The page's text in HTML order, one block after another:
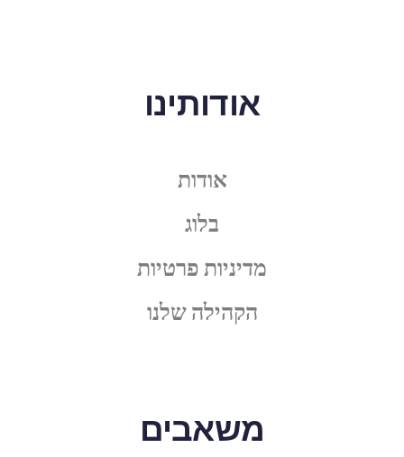
אודותינו
אודות
בלוג
מדיניות פרטיות
הקהילה שלנו
משאבים